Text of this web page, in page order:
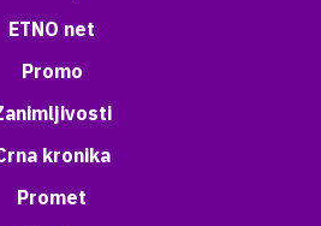
ETNO net
Promo
kronika
Promet